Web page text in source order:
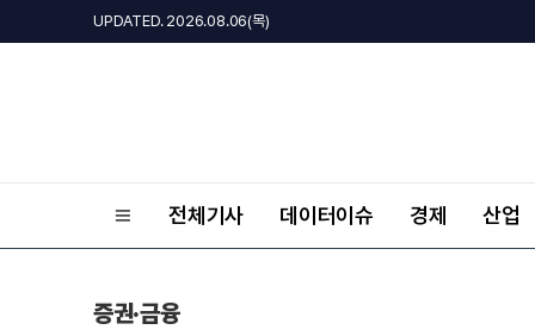
UPDATED. 2026.08.06(목)
전체기사 데이터이슈 경제 산업
증권·금융